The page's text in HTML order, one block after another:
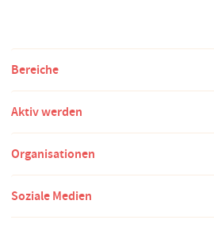
Bereiche
Aktiv werden
Organisationen
Soziale Medien